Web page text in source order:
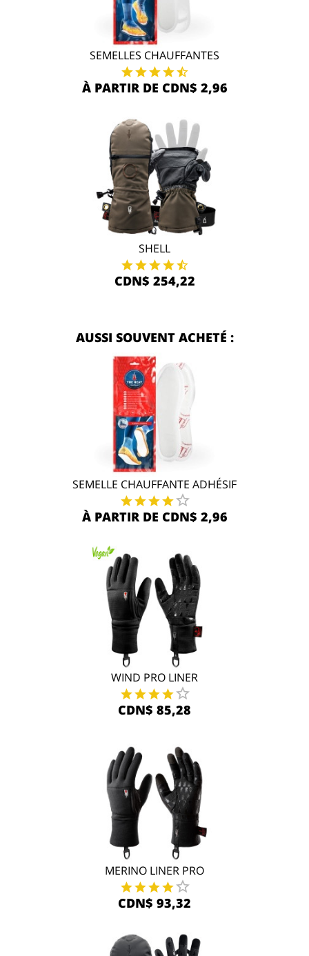
SEMELLES CHAUFFANTES
À PARTIR DE CDN$ 2,96
SHELL
CDN$ 254,22
AUSSI SOUVENT ACHETÉ :
SEMELLE CHAUFFANTE ADHÉSIF
À PARTIR DE CDN$ 2,96
WIND PRO LINER
CDN$ 85,28
MERINO LINER PRO
CDN$ 93,32